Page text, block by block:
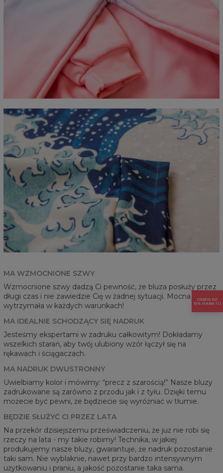
MA WZMOCNIONE SZWY
Wzmocnione szwy dadzą Ci pewność, że bluza posłuży przez
długi czas i nie zawiedzie Cię w żadnej sytuacji. Mocna i
wytrzymała w każdych warunkach!
MA IDEALNIE SCHODZĄCY SIĘ NADRUK
Jesteśmy ekspertami w zadruku całkowitym! Dokładamy
wszelkich starań, aby twój ulubiony wzór łączył się na
rękawach i ściągaczach.
MA NADRUK DWUSTRONNY
Uwielbiamy kolor i mówimy: “precz z szarością!” Nasze bluzy
zadrukowane są zarówno z przodu jak i z tyłu. Dzięki temu
możecie być pewni, że będziecie się wyróżniać w tłumie.
BĘDZIE SŁUŻYĆ CI PRZEZ LATA
Na przekór dzisiejszemu przeświadczeniu, że już nie robi się
rzeczy na lata - my takie robimy! Technika, w jakiej
produkujemy nasze bluzy, gwarantuje, że nadruk pozostanie
taki sam. Nie wyblaknie, nawet przy bardzo intensywnym
użytkowaniu i praniu, a jakość pozostanie taka sama.
ODBIERZ
15% RABATU